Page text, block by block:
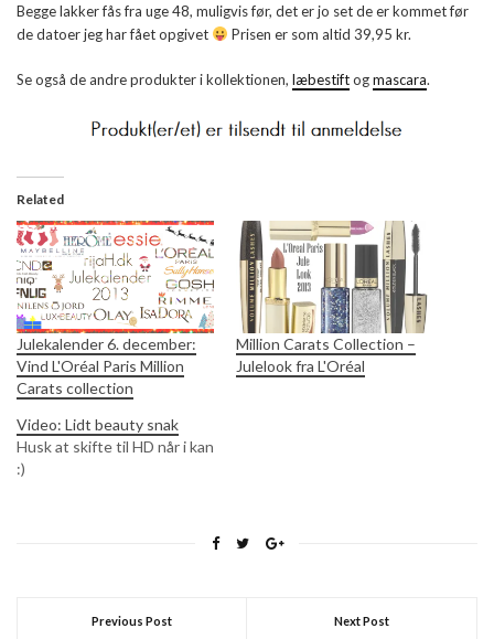
Begge lakker fås fra uge 48, muligvis før, det er jo set de er kommet før
de datoer jeg har fået opgivet
Prisen er som altid 39,95 kr.
Se også de andre produkter i kollektionen, læbestiftogmascara.
Related
Julekalender 6. december:
Vind L'Oréal Paris Million
Carats collection
Million Carats Collection –
Julelook fra L'Oréal
Video: Lidt beauty snak
Husk at skifte til HD når i kan
:)
Previous Post Next Post